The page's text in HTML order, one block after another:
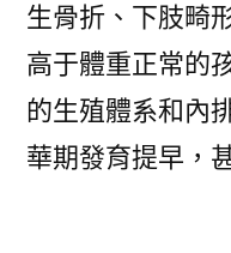
生骨折、下肢畸
高于體重正常的
的生殖體系和內
華期發育提早，